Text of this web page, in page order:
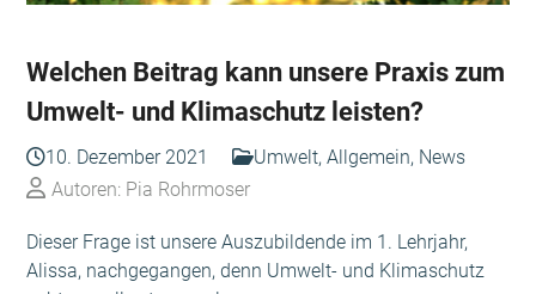
Welchen Beitrag kann unsere Praxis zum
Umwelt- und Klimaschutz leisten?
10. Dezember 2021 Umwelt,Allgemein, News
Autoren: Pia Rohrmoser
Dieser Frage ist unsere Auszubildende im 1. Lehrjahr,
Alissa, nachgegangen, denn Umwelt- und Klimaschutz